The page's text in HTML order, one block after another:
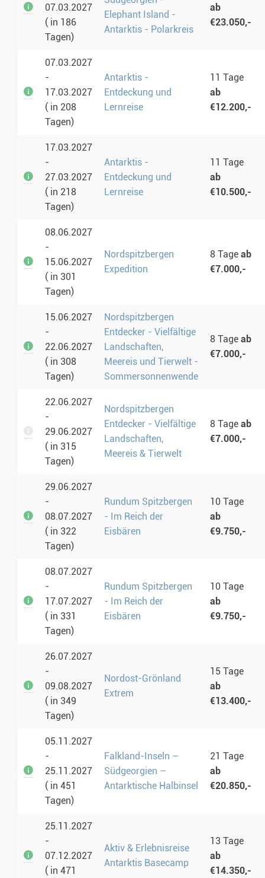
07.03.2027
( in 186
Tagen)
Elephant Island -
Antarktis - Polarkreis
ab
€23.050,-
07.03.2027
-
17.03.2027
( in 208
Tagen)
Antarktis -
Entdeckung und
Lernreise
11 Tage
ab
€12.200,-
17.03.2027
-
27.03.2027
( in 218
Tagen)
Antarktis -
Entdeckung und
Lernreise
11 Tage
ab
€10.500,-
08.06.2027
-
15.06.2027
( in 301
Tagen)
Nordspitzbergen
Expedition
8 Tage ab
€7.000,-
15.06.2027
-
22.06.2027
( in 308
Tagen)
Nordspitzbergen
Entdecker - Vielfältige
Landschaften,
Meereis und Tierwelt -
Sommersonnenwende
8 Tage ab
€7.000,-
22.06.2027
-
29.06.2027
( in 315
Tagen)
Nordspitzbergen
Entdecker - Vielfältige
Landschaften,
Meereis & Tierwelt
8 Tage ab
€7.000,-
29.06.2027
-
08.07.2027
( in 322
Tagen)
Rundum Spitzbergen
- Im Reich der
Eisbären
10 Tage
ab
€9.750,-
08.07.2027
-
17.07.2027
( in 331
Tagen)
Rundum Spitzbergen
- Im Reich der
Eisbären
10 Tage
ab
€9.750,-
26.07.2027
-
09.08.2027
( in 349
Tagen)
Nordost-Grönland
Extrem
15 Tage
ab
€13.400,-
05.11.2027
-
25.11.2027
( in 451
Tagen)
Falkland-Inseln –
Südgeorgien –
Antarktische Halbinsel
21 Tage
ab
€20.850,-
25.11.2027
-
07.12.2027
( in 471
Aktiv & Erlebnisreise
Antarktis Basecamp
13 Tage
ab
€14.350,-